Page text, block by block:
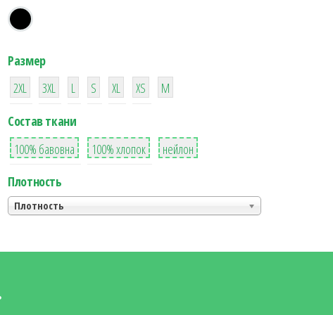
Размер
38
2XL
16
3XL
42
L
42
S
42
XL XS
М
Состав ткани
8
100% бавовна
36
100% хлопок
2
нейлон
Плотность
Плотность